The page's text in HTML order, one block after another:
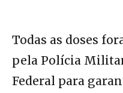
Todas as doses
pela Polícia
Federal para